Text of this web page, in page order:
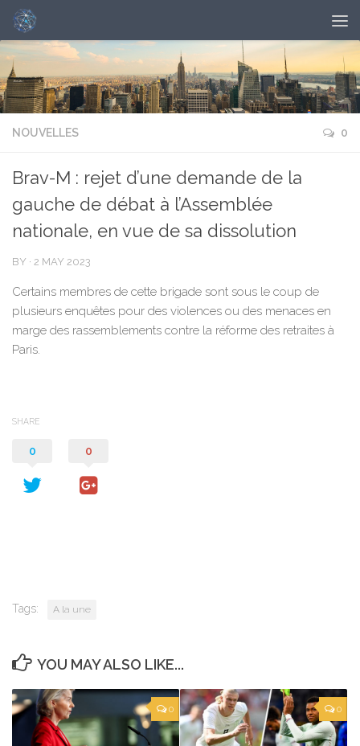
NOUVELLES 0
Brav-M : rejet d’une demande de la
gauche de débat à l’Assemblée
nationale, en vue de sa dissolution
BY · 2 MAY 2023
Certains membres de cette brigade sont sous le coup de
plusieurs enquêtes pour des violences ou des menaces en
marge des rassemblements contre la réforme des retraites à
Paris.
SHARE
0 0
Tags: A la une
YOU MAY ALSO LIKE...
0 0